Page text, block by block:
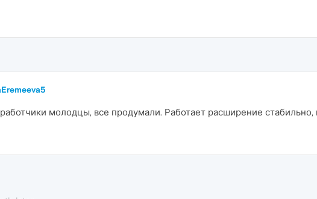
молодцы, все продумали. Работает расширение